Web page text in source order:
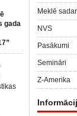
gada
Meklē
NVS
Pasākumi
Semināri
Z-Amerika